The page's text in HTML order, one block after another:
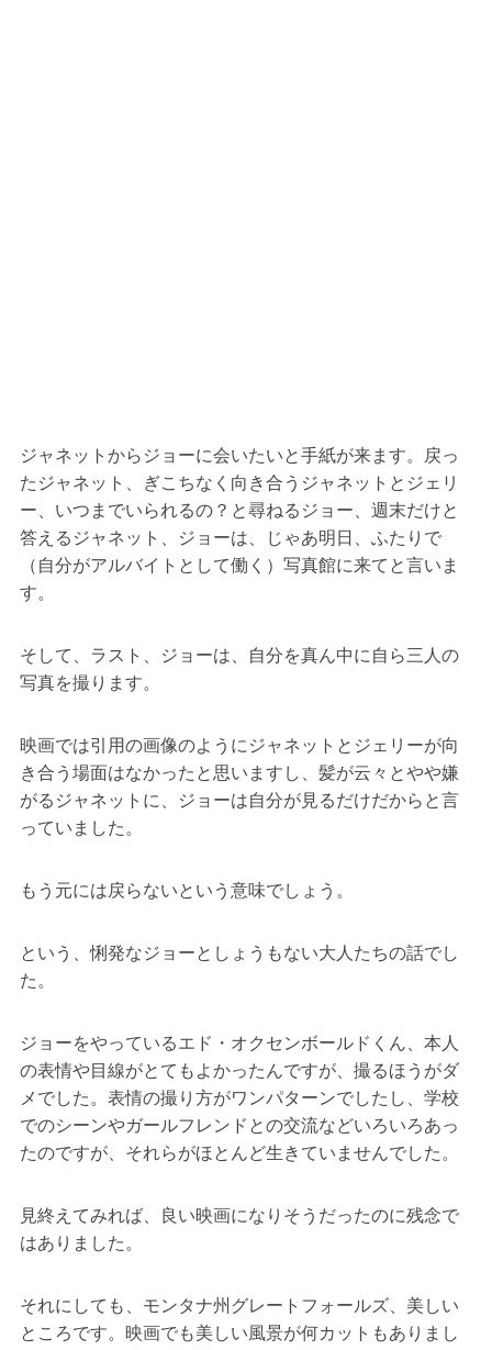
ジャネットからジョーに会いたいと手紙が来ます。戻っ
たジャネット、ぎこちなく向き合うジャネットとジェリ
ー、いつまでいられるの？と尋ねるジョー、週末だけと
答えるジャネット、ジョーは、じゃあ明日、ふたりで
（自分がアルバイトとして働く）写真館に来てと言いま
す。
そして、ラスト、ジョーは、自分を真ん中に自ら三人の
写真を撮ります。
映画では引用の画像のようにジャネットとジェリーが向
き合う場面はなかったと思いますし、髪が云々とやや嫌
がるジャネットに、ジョーは自分が見るだけだからと言
っていました。
もう元には戻らないという意味でしょう。
という、悧発なジョーとしょうもない大人たちの話でし
た。
ジョーをやっているエド・オクセンボールドくん、本人
の表情や目線がとてもよかったんですが、撮るほうがダ
メでした。表情の撮り方がワンパターンでしたし、学校
でのシーンやガールフレンドとの交流などいろいろあっ
たのですが、それらがほとんど生きていませんでした。
見終えてみれば、良い映画になりそうだったのに残念で
はありました。
それにしても、モンタナ州グレートフォールズ、美しい
ところです。映画でも美しい風景が何カットもありまし